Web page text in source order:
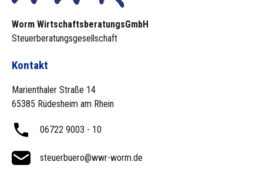
Worm Wirtschaftsberatungs­GmbH
Steuerberatungsgesellschaft
Kontakt
Marienthaler Straße 14
65385 Rüdesheim am Rhein
06722 9003 - 10
steuerbuero@wwr-worm.de